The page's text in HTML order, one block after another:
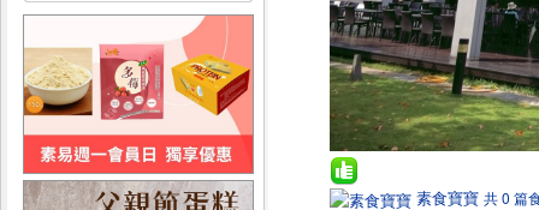
素食寶寶 共 0 篇